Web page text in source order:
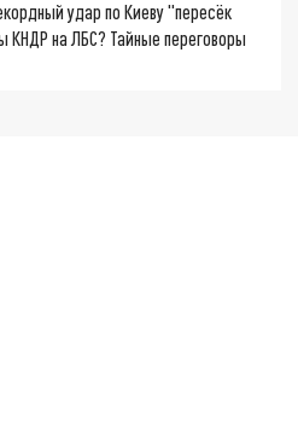
удар по Киеву "пересёк
КНДР на ЛБС? Тайные переговоры